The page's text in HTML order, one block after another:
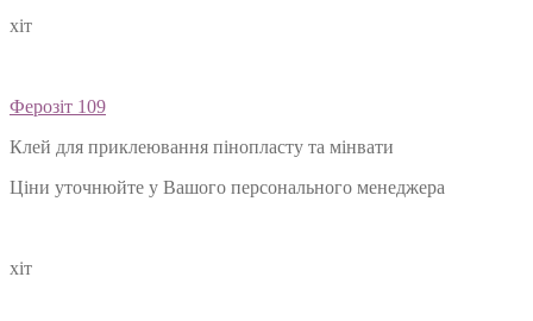
хіт
Ферозіт 109
Клей для приклеювання пінопласту та мінвати
Ціни уточнюйте у Вашого персонального менеджера
хіт